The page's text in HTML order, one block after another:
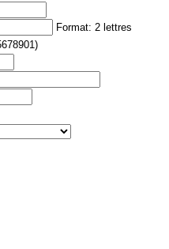
Format: 2 lettres